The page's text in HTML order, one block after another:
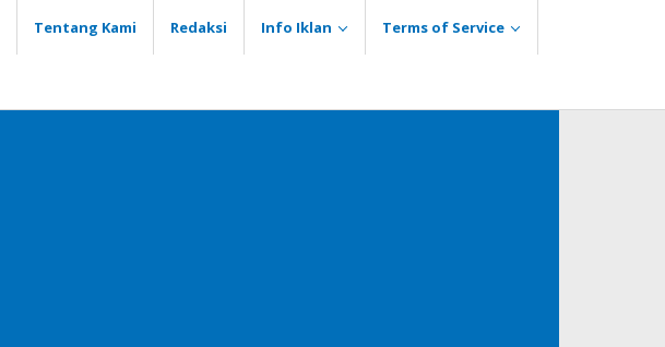
Tentang Kami Redaksi Info Iklan Terms of Service